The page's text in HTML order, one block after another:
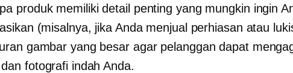
produk memiliki detail penting yang mungkin ingin
(misalnya, jika Anda menjual perhiasan atau
gambar yang besar agar pelanggan dapat
fotografi indah Anda.